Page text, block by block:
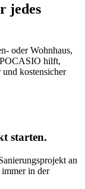
jedes
oder Wohnhaus,
POCASIO hilft,
kostensicher
starten.
an
in der